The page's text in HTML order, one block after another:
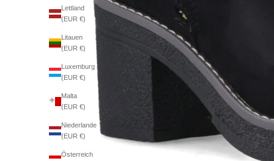
Lettland
(EUR €)
Litauen
(EUR €)
Luxemburg
(EUR €)
Malta
(EUR €)
Niederlande
(EUR €)
Österreich